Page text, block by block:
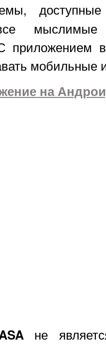
мыслимые
приложением
мобильные
на
не